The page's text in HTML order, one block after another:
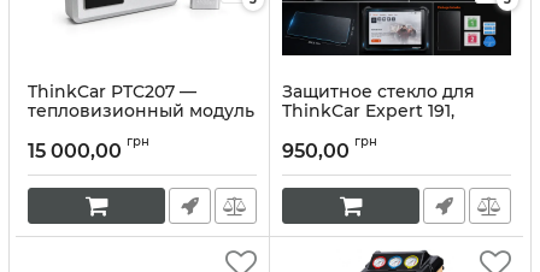
ThinkCar PTC207 —
тепловизионный модуль
Артикул:10421
15 000,00 грн
Защитное стекло для
ThinkCar Expert 191,
892BT
Артикул:10420
950,00 грн